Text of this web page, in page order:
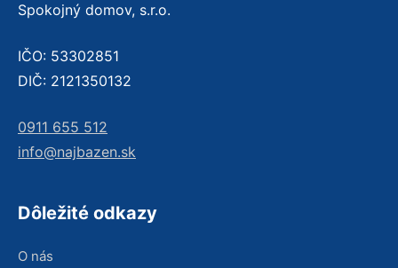
Spokojný domov, s.r.o.
IČO: 53302851
DIČ: 2121350132
0911 655 512
info@najbazen.sk
Dôležité odkazy
O nás